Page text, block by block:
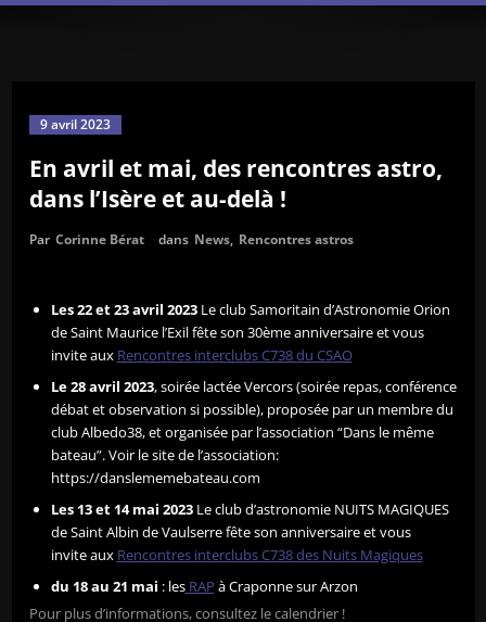
9 avril 2023
En avril et mai, des rencontres astro,
dans l’Isère et au-delà !
Par Corinne Bérat dans News, Rencontres astros
Les 22 et 23 avril 2023Le club Samoritain d’Astronomie Orion
de Saint Maurice l’Exil fête son 30ème anniversaire et vous
invite aux Rencontres interclubs C738 du CSAO
Le 28 avril 2023, soirée lactée Vercors (soirée repas, conférence
débat et observation si possible), proposée par un membre du
club Albedo38, et organisée par l’association “Dans le même
bateau”. Voir le site de l’association:
https://danslememebateau.com
Les 13 et 14 mai 2023Le club d’astronomie NUITS MAGIQUES
de Saint Albin de Vaulserre fête son anniversaire et vous
invite aux Rencontres interclubs C738 des Nuits Magiques
du 18 au 21 mai : lesRAP à Craponne sur Arzon
Pour plus d’informations, consultez le calendrier !